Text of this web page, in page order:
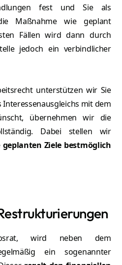
fest und Sie als
Maßnahme wie geplant
Fällen wird dann durch
jedoch ein verbindlicher
unterstützen wir Sie
mit dem
übernehmen wir die
Dabei stellen wir
geplanten Ziele bestmöglich
wird neben dem
ein sogenannter